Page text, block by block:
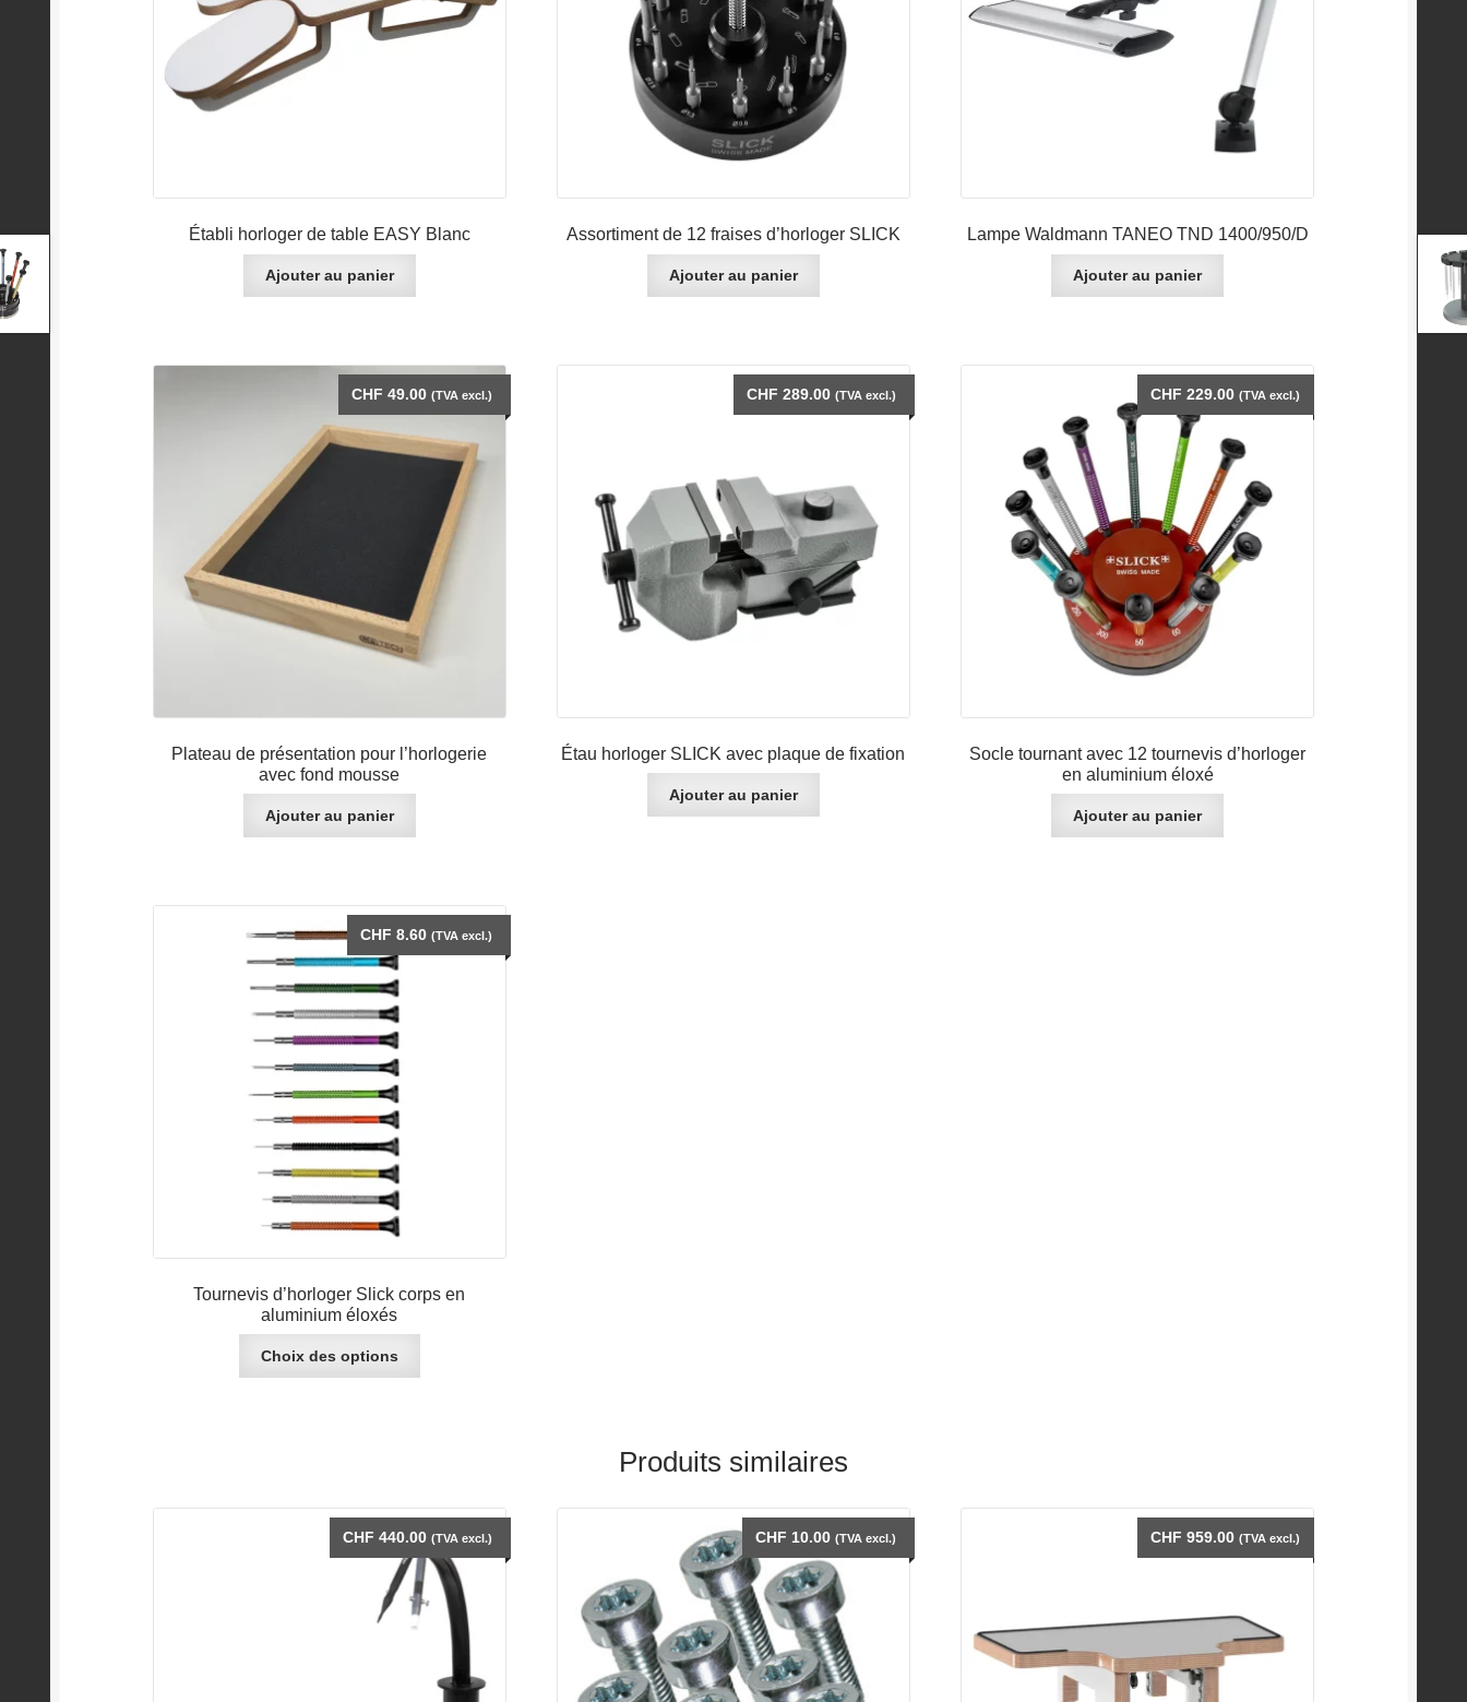
Établi horloger de table EASY Blanc
Ajouter au panier
Assortiment de 12 fraises d’horloger SLICK
Ajouter au panier
Lampe Waldmann TANEO TND 1400/950/D
Ajouter au panier
Plateau de présentation pour l’horlogerie
avec fond mousse
CHF 49.00 (TVA excl.)
Ajouter au panier
Étau horloger SLICK avec plaque de fixation
CHF 289.00 (TVA excl.)
Ajouter au panier
Socle tournant avec 12 tournevis d’horloger
en aluminium éloxé
CHF 229.00 (TVA excl.)
Ajouter au panier
Tournevis d’horloger Slick corps en
aluminium éloxés
CHF 8.60 (TVA excl.)
Choix des options
peuvent
être
choisies
sur
la
page
produit
Produits similaires
CHF 440.00 (TVA excl.) CHF 10.00 (TVA excl.) CHF 959.00 (TVA excl.)